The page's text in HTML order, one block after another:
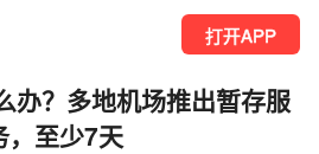
打开APP
办？多地机场推出暂存服
，至少7天